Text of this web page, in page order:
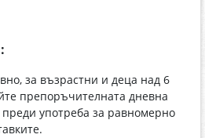
за възрастни и деца над 6
препоръчителната дневна
преди употреба за равномерно